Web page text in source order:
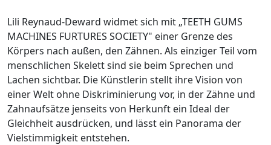
Lili Reynaud-Deward widmet sich mit „TEETH GUMS
MACHINES FURTURES SOCIETY" einer Grenze des
Körpers nach außen, den Zähnen. Als einziger Teil vom
menschlichen Skelett sind sie beim Sprechen und
Lachen sichtbar. Die Künstlerin stellt ihre Vision von
einer Welt ohne Diskriminierung vor, in der Zähne und
Zahnaufsätze jenseits von Herkunft ein Ideal der
Gleichheit ausdrücken, und lässt ein Panorama der
Vielstimmigkeit entstehen.